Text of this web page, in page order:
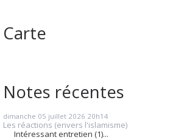
Carte
Notes récentes
dimanche 05 juillet 2026 20h14
Les réactions (envers l'islamisme)
Intéressant entretien (1)...